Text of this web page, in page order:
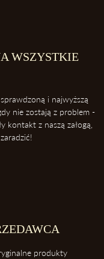
WSZYSTKIE
i najwyższą
nie zostają z problem -
kontakt z naszą załogą,
produkty